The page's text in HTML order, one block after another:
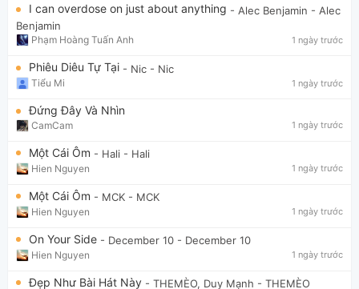
I can overdose on just about anything - Alec Benjamin - Alec
Benjamin
Phạm Hoàng Tuấn Anh 1 ngày trước
Phiêu Diêu Tự Tại - Nic - Nic
Tiểu Mi 1 ngày trước
Đứng Đây Và Nhìn
CamCam 1 ngày trước
Một Cái Ôm - Hali - Hali
Hien Nguyen 1 ngày trước
Một Cái Ôm - MCK - MCK
Hien Nguyen 1 ngày trước
On Your Side - December 10 - December 10
Hien Nguyen 1 ngày trước
Đẹp Như Bài Hát Này - THEMÈO, Duy Mạnh - THEMÈO